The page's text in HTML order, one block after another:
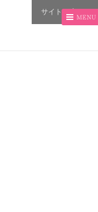
サイトに戻る→